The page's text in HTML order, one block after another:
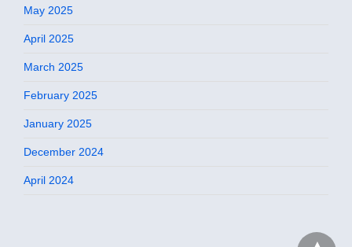
May 2025
April 2025
March 2025
February 2025
January 2025
December 2024
April 2024